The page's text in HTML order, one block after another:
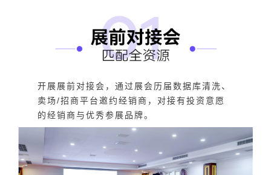
开展展前对接会，通过展会历届数据库清洗、
卖场/招商平台邀约经销商，对接有投资意愿
的经销商与优秀参展品牌。